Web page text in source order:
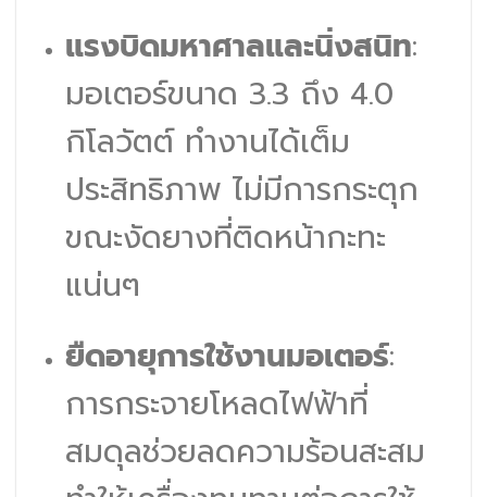
แรงบิดมหาศาลและนิ่งสนิท:
มอเตอร์ขนาด 3.3 ถึง 4.0
กิโลวัตต์ ทำงานได้เต็ม
ประสิทธิภาพ ไม่มีการกระตุก
ขณะงัดยางที่ติดหน้ากะทะ
แน่นๆ
ยืดอายุการใช้งานมอเตอร์:
การกระจายโหลดไฟฟ้าที่
สมดุลช่วยลดความร้อนสะสม